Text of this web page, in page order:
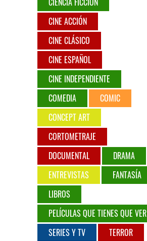
CINE ACCIÓN
CINE CLÁSICO
CINE ESPAÑOL
CINE INDEPENDIENTE
COMEDIA
COMIC
CONCEPT ART
CORTOMETRAJE
DOCUMENTAL
DRAMA
ENTREVISTAS
FANTASÍA
LIBROS
PELÍCULAS QUE TIENES QUE VER
SERIES Y TV
TERROR